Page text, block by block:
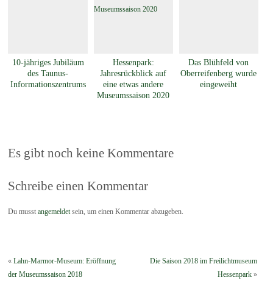
10-jähriges Jubiläum
des Taunus-
Informationszentrums
Hessenpark:
Jahresrückblick auf
eine etwas andere
Museumssaison 2020
Das Blühfeld von
Oberreifenberg wurde
eingeweiht
Es gibt noch keine Kommentare
Schreibe einen Kommentar
Du musstangemeldet sein, um einen Kommentar abzugeben.
«Lahn-Marmor-Museum: Eröffnung
der Museumssaison 2018
Die Saison 2018 im Freilichtmuseum
Hessenpark»